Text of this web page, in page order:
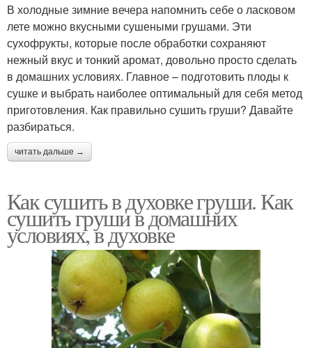
В холодные зимние вечера напомнить себе о ласковом
лете можно вкусными сушеными грушами. Эти
сухофрукты, которые после обработки сохраняют
нежный вкус и тонкий аромат, довольно просто сделать
в домашних условиях. Главное – подготовить плоды к
сушке и выбрать наиболее оптимальный для себя метод
приготовления. Как правильно сушить груши? Давайте
разбираться.
читать дальше →
Как сушить в духовке груши. Как
сушить груши в домашних
условиях, в духовке